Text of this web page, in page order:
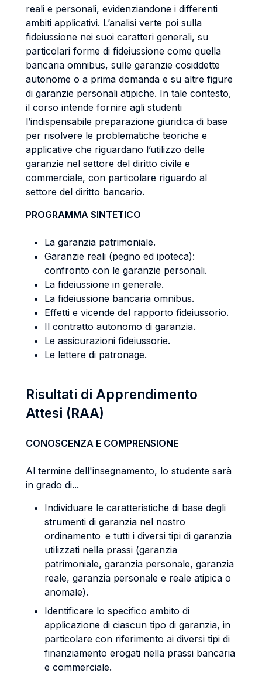
reali e personali, evidenziandone i differenti
ambiti applicativi. L’analisi verte poi sulla
fideiussione nei suoi caratteri generali, su
particolari forme di fideiussione come quella
bancaria omnibus, sulle garanzie cosiddette
autonome o a prima domanda e su altre figure
di garanzie personali atipiche. In tale contesto,
il corso intende fornire agli studenti
l’indispensabile preparazione giuridica di base
per risolvere le problematiche teoriche e
applicative che riguardano l’utilizzo delle
garanzie nel settore del diritto civile e
commerciale, con particolare riguardo al
settore del diritto bancario.
PROGRAMMA SINTETICO
La garanzia patrimoniale.
Garanzie reali (pegno ed ipoteca):
confronto con le garanzie personali.
La fideiussione in generale.
La fideiussione bancaria omnibus.
Effetti e vicende del rapporto fideiussorio.
Il contratto autonomo di garanzia.
Le assicurazioni fideiussorie.
Le lettere di patronage.
Risultati di Apprendimento
Attesi (RAA)
CONOSCENZA E COMPRENSIONE
Al termine dell'insegnamento, lo studente sarà
in grado di...
Individuare le caratteristiche di base degli
strumenti di garanzia nel nostro
ordinamento e tutti i diversi tipi di garanzia
utilizzati nella prassi (garanzia
patrimoniale, garanzia personale, garanzia
reale, garanzia personale e reale atipica o
anomale).
Identificare lo specifico ambito di
applicazione di ciascun tipo di garanzia, in
particolare con riferimento ai diversi tipi di
finanziamento erogati nella prassi bancaria
e commerciale.